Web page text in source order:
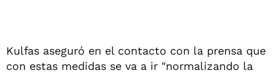
Kulfas aseguró en el contacto con la prensa que
con estas medidas se va a ir "normalizando la